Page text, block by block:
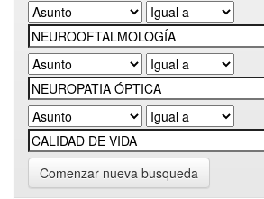
Comenzar nueva busqueda